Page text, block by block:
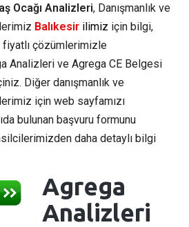
Ocağı Analizleri, Danışmanlık ve
Balıkesir ilimiz için bilgi,
çözümlerimizle
Analizleri ve Agrega CE Belgesi
Diğer danışmanlık ve
için web sayfamızı
bulunan başvuru formunu
daha detaylı bilgi
Agrega
Analizleri